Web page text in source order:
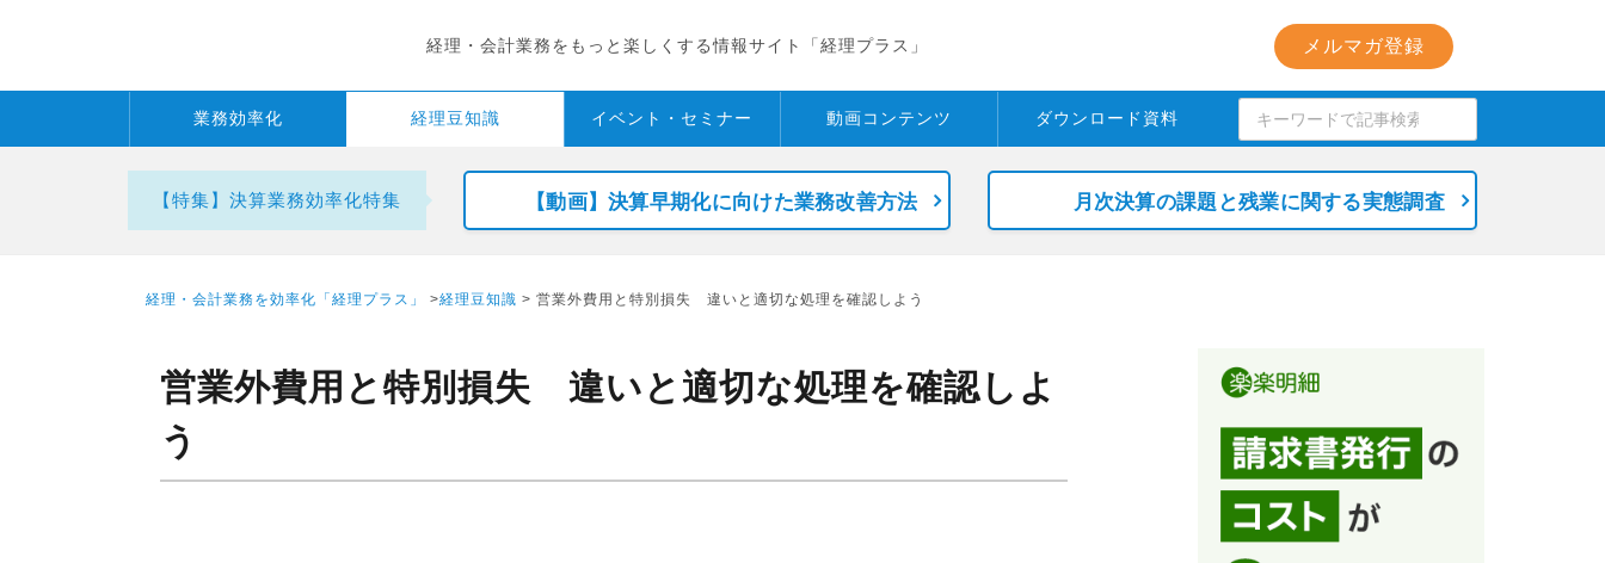
経理・会計業務をもっと楽しくする情報サイト「経理プラス」 メルマガ登録
業務効率化 経理豆知識 イベント・ セミナー 動画コンテンツ ダウンロード資料
【特集】決算業務効率化特集 【動画】決算早期化に向けた業務改善方法 月次決算の課題と残業に関する実態調査
経理・会計業務を効率化「経理プラス」 >経理豆知識 > 営業外費用と特別損失 違いと適切な処理を確認しよう
営業外費用と特別損失 違いと適切な処理を確認しよ
う